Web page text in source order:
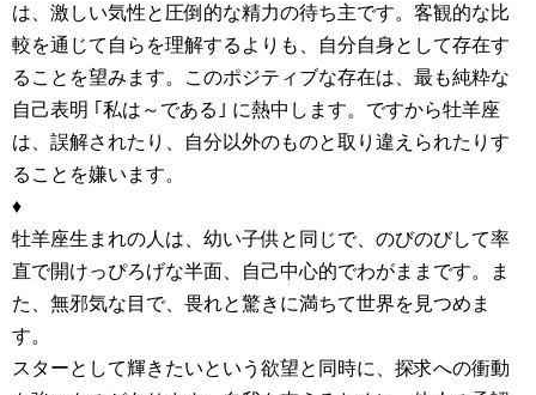
は、激しい気性と圧倒的な精力の待ち主です。客観的な比
較を通じて自らを理解するよりも、自分自身として存在す
ることを望みます。このポジティブな存在は、最も純粋な
自己表明 ｢私は～である｣ に熱中します。ですから牡羊座
は、誤解されたり、自分以外のものと取り違えられたりす
ることを嫌います。
♦
牡羊座生まれの人は、幼い子供と同じで、のびのびして率
直で開けっぴろげな半面、自己中心的でわがままです。ま
た、無邪気な目で、畏れと驚きに満ちて世界を見つめま
す。
スターとして輝きたいという欲望と同時に、探求への衝動